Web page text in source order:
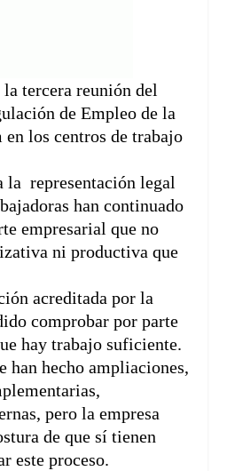
la tercera reunión del
de Empleo de la
en los centros de trabajo
la representación legal
han continuado
empresarial que no
ni productiva que
acreditada por la
comprobar por parte
hay trabajo suficiente.
han hecho ampliaciones,
pero la empresa
de que sí tienen
este proceso.